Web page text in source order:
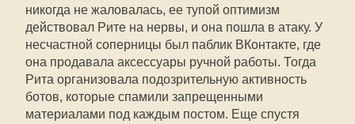
никогда не жаловалась, ее тупой оптимизм
действовал Рите на нервы, и она пошла в атаку. У
несчастной соперницы был паблик ВКонтакте, где
она продавала аксессуары ручной работы. Тогда
Рита организовала подозрительную активность
ботов, которые спамили запрещенными
материалами под каждым постом. Еще спустя